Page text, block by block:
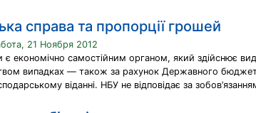
справа та пропорції грошей
21 Ноября 2012
є економічно самостійним органом, який здійснює
випадках — також за рахунок Державного
віданні. НБУ не відповідає за